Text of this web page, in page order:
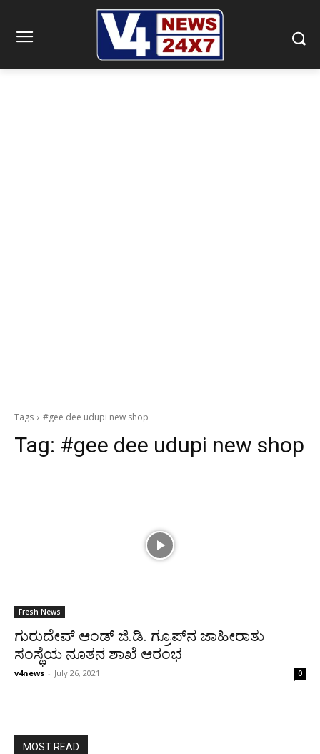
Tags #gee dee udupi new shop
Tag: #gee dee udupi new shop
Fresh News
ಗುರುದೇವ್ ಆಂಡ್ ಜಿ.ಡಿ. ಗ್ರೂಪ್‌ನ ಜಾಹೀರಾತು
ಸಂಸ್ಥೆಯ ನೂತನ ಶಾಖೆ ಆರಂಭ
v4news - July 26, 2021 0
MOST READ